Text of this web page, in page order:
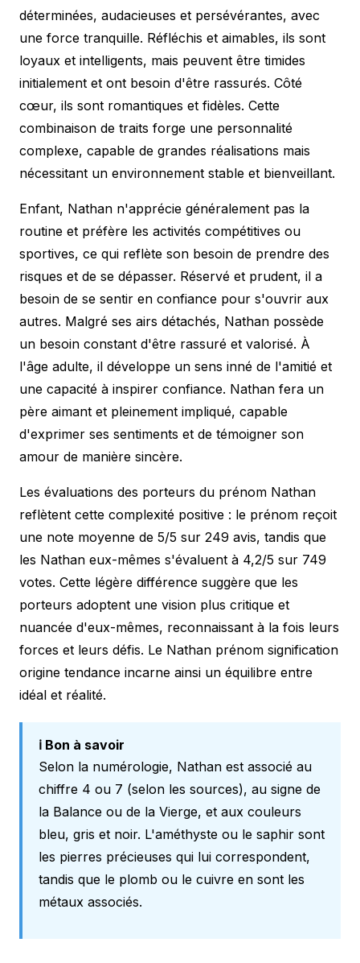
déterminées, audacieuses et persévérantes, avec
une force tranquille. Réfléchis et aimables, ils sont
loyaux et intelligents, mais peuvent être timides
initialement et ont besoin d'être rassurés. Côté
cœur, ils sont romantiques et fidèles. Cette
combinaison de traits forge une personnalité
complexe, capable de grandes réalisations mais
nécessitant un environnement stable et bienveillant.
Enfant, Nathan n'apprécie généralement pas la
routine et préfère les activités compétitives ou
sportives, ce qui reflète son besoin de prendre des
risques et de se dépasser. Réservé et prudent, il a
besoin de se sentir en confiance pour s'ouvrir aux
autres. Malgré ses airs détachés, Nathan possède
un besoin constant d'être rassuré et valorisé. À
l'âge adulte, il développe un sens inné de l'amitié et
une capacité à inspirer confiance. Nathan fera un
père aimant et pleinement impliqué, capable
d'exprimer ses sentiments et de témoigner son
amour de manière sincère.
Les évaluations des porteurs du prénom Nathan
reflètent cette complexité positive : le prénom reçoit
une note moyenne de 5/5 sur 249 avis, tandis que
les Nathan eux-mêmes s'évaluent à 4,2/5 sur 749
votes. Cette légère différence suggère que les
porteurs adoptent une vision plus critique et
nuancée d'eux-mêmes, reconnaissant à la fois leurs
forces et leurs défis. Le Nathan prénom signification
origine tendance incarne ainsi un équilibre entre
idéal et réalité.
ℹ️ Bon à savoir
Selon la numérologie, Nathan est associé au
chiffre 4 ou 7 (selon les sources), au signe de
la Balance ou de la Vierge, et aux couleurs
bleu, gris et noir. L'améthyste ou le saphir sont
les pierres précieuses qui lui correspondent,
tandis que le plomb ou le cuivre en sont les
métaux associés.